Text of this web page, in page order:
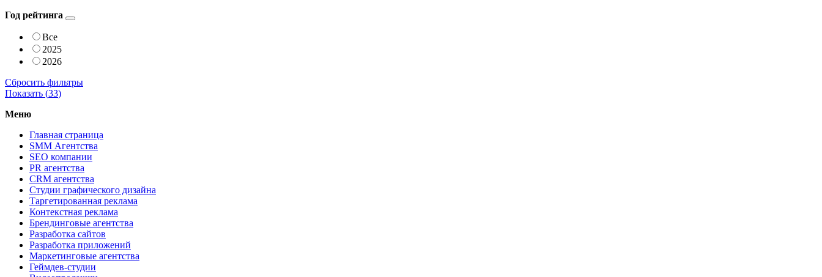
Год рейтинга
Все
2025
2026
Сбросить фильтры
Показать (33)
Меню
Главная страница
SMM Агентства
SEO компании
PR агентства
CRM агентства
Студии графического дизайна
Таргетированная реклама
Контекстная реклама
Брендинговые агентства
Разработка сайтов
Разработка приложений
Маркетинговые агентства
Геймдев-студии